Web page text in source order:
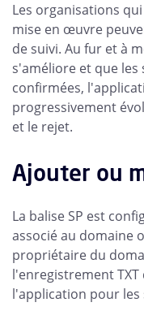
Les organisations
mise en œuvre
de suivi. Au fur et à
s'améliore et que
confirmées,
progressivement
et le rejet.
Ajouter ou
La balise SP est
associé au domaine
propriétaire du
l'enregistrement
l'application pour les